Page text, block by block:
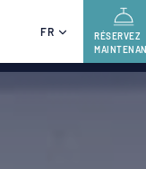
FR
RÉSERVEZ